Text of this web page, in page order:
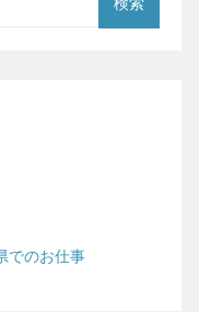
でのお仕事